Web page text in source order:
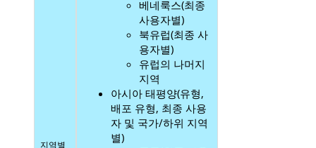
지역별
베네룩스(최종
사용자별)
북유럽(최종 사
용자별)
유럽의 나머지
지역
아시아 태평양(유형,
배포 유형, 최종 사용
자 및 국가/하위 지역
별)